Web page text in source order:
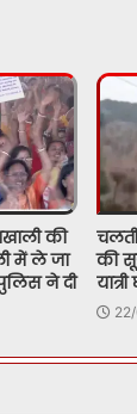
की
में ले जा
ने दी
की